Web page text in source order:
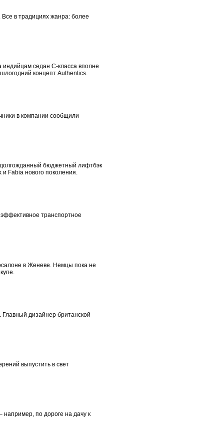
Все в традициях жанра: более
индийцам седан С-класса вполне
концепт Authentics.
в компании сообщили
долгожданный бюджетный лифтбэк
Fabia нового поколения.
транспортное
в Женеве. Немцы пока не
дизайнер британской
выпустить в свет
например, по дороге на дачу к